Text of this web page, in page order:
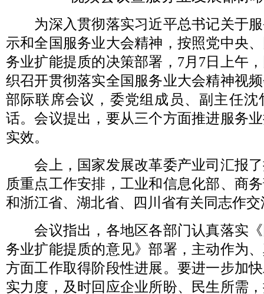
为深入贯彻落实习近平总书记关于服
示和全国服务业大会精神，按照党中央
务业扩能提质的决策部署，7月7日上午
织召开贯彻落实全国服务业大会精神视
部际联席会议，委党组成员、副主任沈
话。会议提出，要从三个方面推进服务
实效。
会上，国家发展改革委产业司汇报了
质重点工作安排，工业和信息化部、商
和浙江省、湖北省、四川省有关同志作
会议指出，各地区各部门认真落实《
务业扩能提质的意见》部署，主动作为
方面工作取得阶段性进展。要进一步加
实力度，及时回应企业所盼、民生所需